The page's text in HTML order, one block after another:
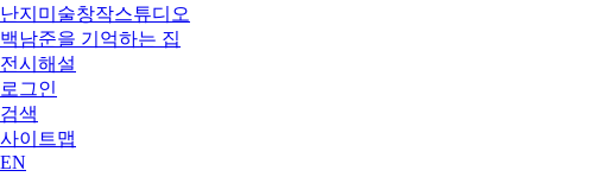
난지미술창작스튜디오
백남준을 기억하는 집
전시해설
로그인
검색
사이트맵
EN